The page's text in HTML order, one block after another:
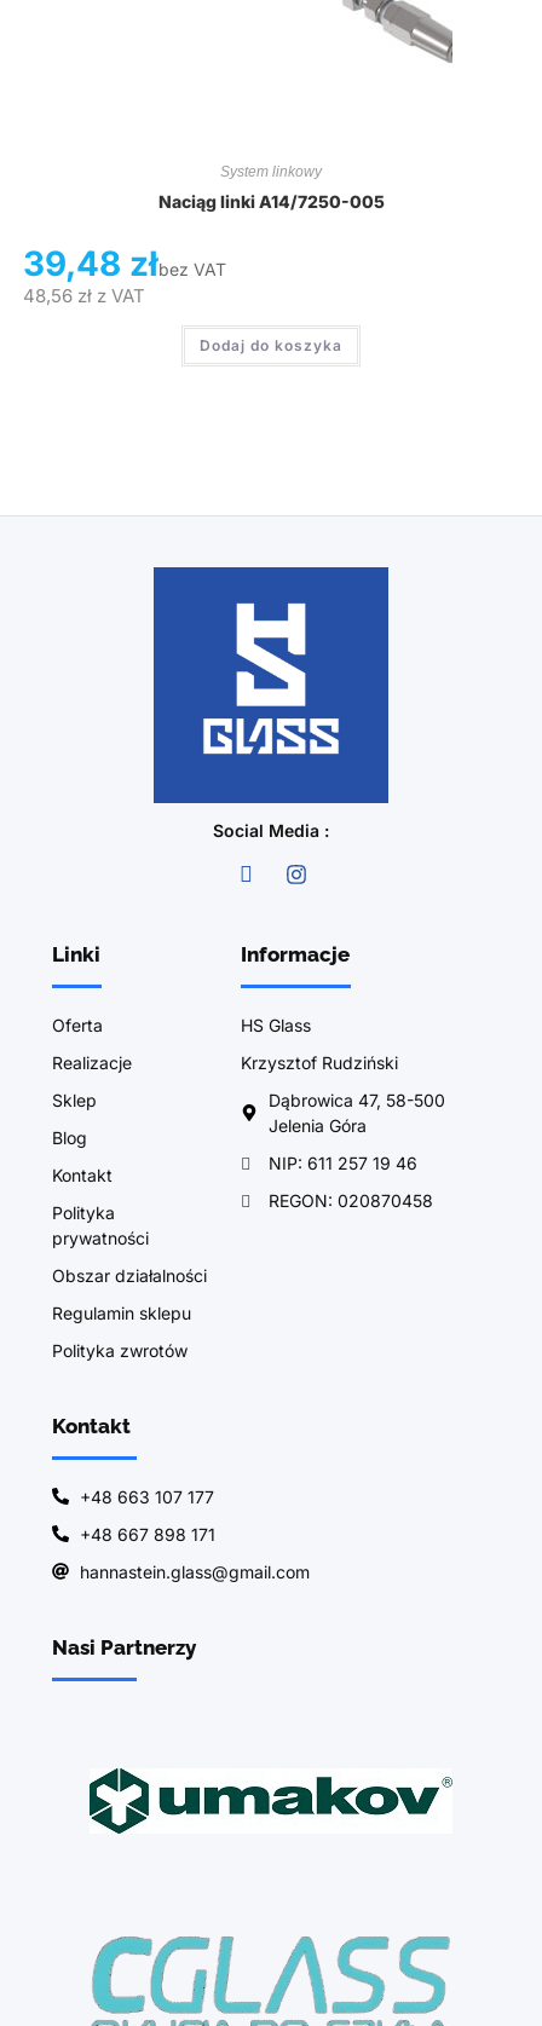
System linkowy
Naciąg linki A14/7250-005
39,48 złbez VAT
48,56 złz VAT
Dodaj do koszyka
Social Media :
Linki
Oferta
Realizacje
Sklep
Blog
Kontakt
Polityka
prywatności
Obszar działalności
Regulamin sklepu
Polityka zwrotów
Informacje
HS Glass
Krzysztof Rudziński
Dąbrowica 47, 58-500
Jelenia Góra
NIP: 611 257 19 46
REGON: 020870458
Kontakt
+48 663 107 177
+48 667 898 171
hannastein.glass@gmail.com
Nasi Partnerzy